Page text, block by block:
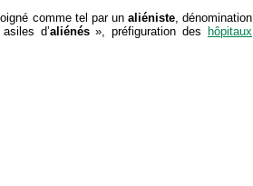
comme tel par un aliéniste, dénomination
d’aliénés», préfiguration des
hôpitaux